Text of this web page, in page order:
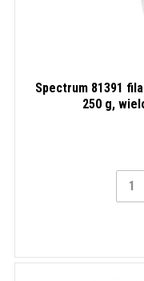
Spectrum 81391
250 g,